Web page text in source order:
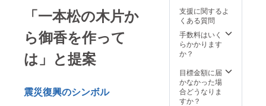
「一本松の木片か
ら御香を作って
は」と提案
震災復興のシンボル
んだ上
でポリ
袋など
で密閉
して保
ば1ヶ月
程度日
持ちし
ます
支援に関するよ
くある質問
手数料はいく
らかかります
か？
目標金額に届
かなかった場
合どうなりま
すか？